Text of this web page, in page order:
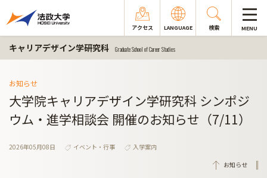
アクセス LANGUAGE 検索 MENU
キャリアデザイン学研究科 Graduate School of Career Studies
お知らせ
大学院キャリアデザイン学研究科 シンポジ
ウム・進学相談会 開催のお知らせ（7/11）
2026年05月08日 イベント・行事
入学案内
お知らせ